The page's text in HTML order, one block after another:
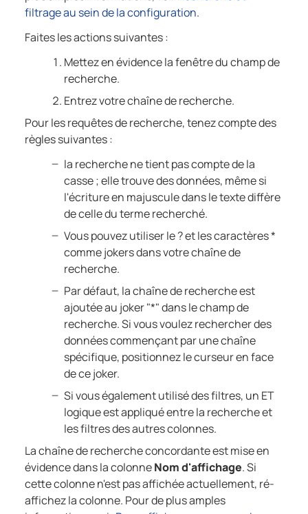
filtrage au sein de la configuration.
Faites les actions suivantes :
Mettez en évidence la fenêtre du champ de
recherche.
Entrez votre chaîne de recherche.
Pour les requêtes de recherche, tenez compte des
règles suivantes :
la recherche ne tient pas compte de la
casse ; elle trouve des données, même si
l'écriture en majuscule dans le texte diffère
de celle du terme recherché.
Vous pouvez utiliser le ? et les caractères *
comme jokers dans votre chaîne de
recherche.
Par défaut, la chaîne de recherche est
ajoutée au joker "*" dans le champ de
recherche. Si vous voulez rechercher des
données commençant par une chaîne
spécifique, positionnez le curseur en face
de ce joker.
Si vous également utilisé des filtres, un ET
logique est appliqué entre la recherche et
les filtres des autres colonnes.
La chaîne de recherche concordante est mise en
évidence dans la colonneNom d'affichage. Si
cette colonne n'est pas affichée actuellement, ré-
affichez la colonne. Pour de plus amples